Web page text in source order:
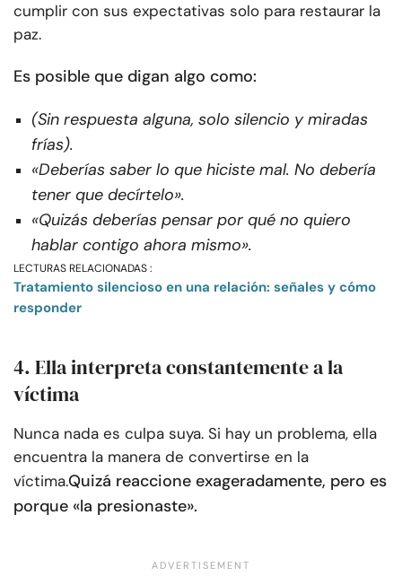
cumplir con sus expectativas solo para restaurar la
paz.
Es posible que digan algo como:
(Sin respuesta alguna, solo silencio y miradas
frías).
«Deberías saber lo que hiciste mal. No debería
tener que decírtelo».
«Quizás deberías pensar por qué no quiero
hablar contigo ahora mismo».
LECTURAS RELACIONADAS :
Tratamiento silencioso en una relación: señales y cómo
responder
4. Ella interpreta constantemente a la
víctima
Nunca nada es culpa suya. Si hay un problema, ella
encuentra la manera de convertirse en la
víctima.Quizá reaccione exageradamente, pero es
porque «la presionaste».